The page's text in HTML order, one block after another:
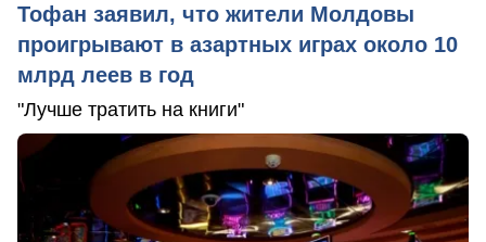
Тофан заявил, что жители Молдовы
проигрывают в азартных играх около 10
млрд леев в год
"Лучше тратить на книги"